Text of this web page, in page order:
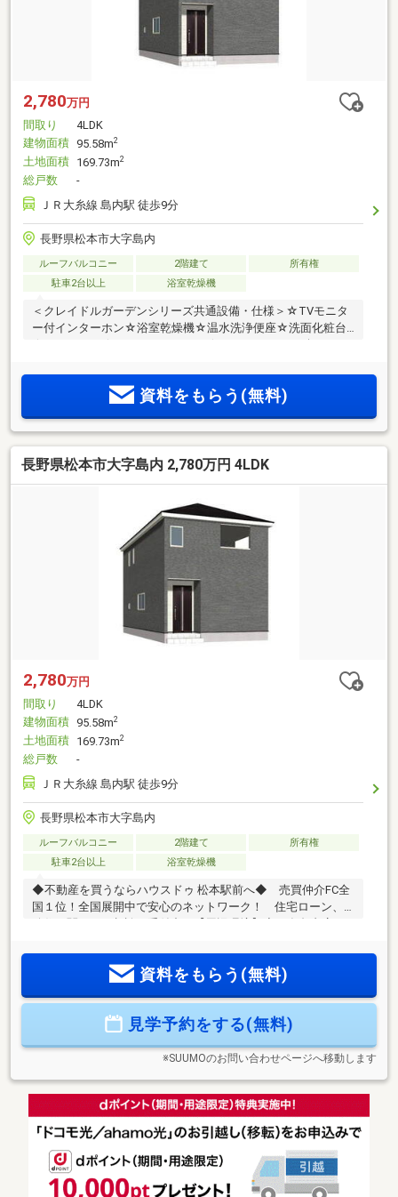
2,780万円
間取り
4LDK
建物面積 95.58m2
土地面積 169.73m2
総戸数
-
ＪＲ大糸線 島内駅 徒歩9分
長野県松本市大字島内
ルーフバルコニー 2階建て
所有権
駐車2台以上
浴室乾燥機
＜クレイドルガーデンシリーズ共通設備・仕様＞☆TVモニタ
ー付インターホン☆浴室乾燥機☆温水洗浄便座☆洗面化粧台
覧いただきありがとうございます♪弊社では、ご希望条件をヒ
アリングさせていただき、いくつかの物件をまとめてご案内
内が可能です。是非ご相談ください！
資料をもらう(無料)
長野県松本市大字島内 2,780万円 4LDK
2,780万円
間取り
4LDK
建物面積 95.58m2
土地面積 169.73m2
総戸数
-
ＪＲ大糸線 島内駅 徒歩9分
長野県松本市大字島内
ルーフバルコニー 2階建て
所有権
駐車2台以上
浴室乾燥機
◆不動産を買うならハウスドゥ 松本駅前へ◆ 売買仲介FC全
国１位！全国展開中で安心のネットワーク！ 住宅ローン、
移住に関するご相談も受付中！【周辺環境】◆西友島内店／
(約180m)◆松本松島簡易郵便局／徒歩7分(約540m)◆コメリ
ハード＆グリーン松本島内店／徒歩8分(約590m)◆ツルハドラ
(約1100m)お問合せはこちらまで ハウスドゥ 松本駅前
【 TEL ： 0263-31-3517 】
資料をもらう(無料)
見学予約をする(無料)
※SUUMOのお問い合わせページへ移動します